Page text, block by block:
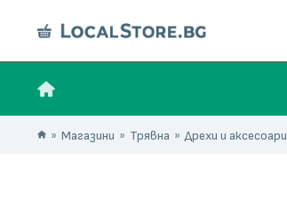
Магазини Трявна Дрехи и аксесоари